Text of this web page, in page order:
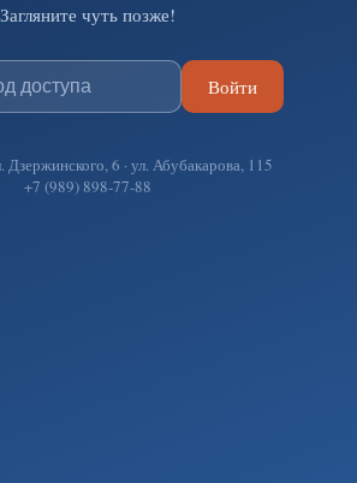
Загляните чуть позже!
Войти
Дзержинского, 6 · ул. Абубакарова, 115
+7 (989) 898-77-88